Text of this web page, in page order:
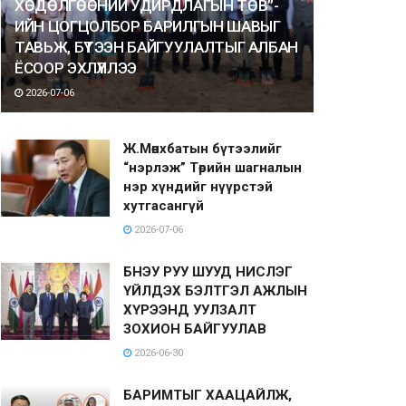
ХӨДӨЛГӨӨНИЙ УДИРДЛАГЫН ТӨВ”-
ИЙН ЦОГЦОЛБОР БАРИЛГЫН ШАВЫГ
ТАВЬЖ, БҮТЭЭН БАЙГУУЛАЛТЫГ АЛБАН
ЁСООР ЭХЛҮҮЛЛЭЭ
2026-07-06
Ж.Мөнхбатын бүтээлийг
“нэрлэж” Төрийн шагналын
нэр хүндийг нүүрстэй
хутгасангүй
2026-07-06
БНЭУ РУУ ШУУД НИСЛЭГ
ҮЙЛДЭХ БЭЛТГЭЛ АЖЛЫН
ХҮРЭЭНД УУЛЗАЛТ
ЗОХИОН БАЙГУУЛАВ
2026-06-30
БАРИМТЫГ ХААЦАЙЛЖ,